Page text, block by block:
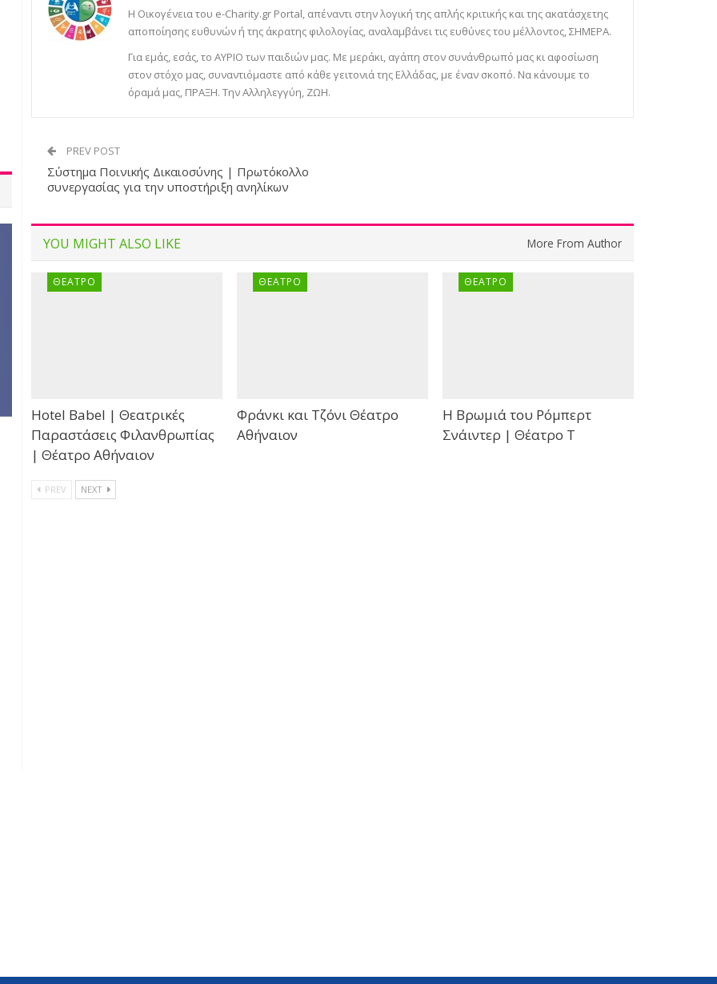
Η Οικογένεια του e-Charity.gr Portal, απέναντι στην λογική της απλής κριτικής και της ακατάσχετης
αποποίησης ευθυνών ή της άκρατης φιλολογίας, αναλαμβάνει τις ευθύνες του μέλλοντος, ΣΗΜΕΡΑ.
Για εμάς, εσάς, το ΑΥΡΙΟ των παιδιών μας. Με μεράκι, αγάπη στον συνάνθρωπό μας κι αφοσίωση
στον στόχο μας, συναντιόμαστε από κάθε γειτονιά της Ελλάδας, με έναν σκοπό. Να κάνουμε το
όραμά μας, ΠΡΑΞΗ. Την Αλληλεγγύη, ΖΩΗ.
PREV POST
Σύστημα Ποινικής Δικαιοσύνης | Πρωτόκολλο
συνεργασίας για την υποστήριξη ανηλίκων
YOU MIGHT ALSO LIKE More From Author
ΘΈΑΤΡΟ
Hotel Babel | Θεατρικές
Παραστάσεις Φιλανθρωπίας
| Θέατρο Αθήναιον
ΘΈΑΤΡΟ
Φράνκι και Τζόνι Θέατρο
Αθήναιον
ΘΈΑΤΡΟ
Η Βρωμιά του Ρόμπερτ
Σνάιντερ | Θέατρο Τ
PREV NEXT